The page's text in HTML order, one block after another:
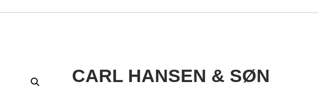
CARL HANSEN & SØN